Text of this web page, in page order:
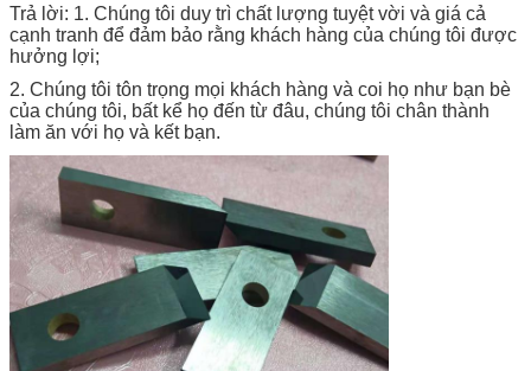
Trả lời: 1. Chúng tôi duy trì chất lượng tuyệt vời và giá cả
cạnh tranh để đảm bảo rằng khách hàng của chúng tôi được
hưởng lợi;
2. Chúng tôi tôn trọng mọi khách hàng và coi họ như bạn bè
của chúng tôi, bất kể họ đến từ đâu, chúng tôi chân thành
làm ăn với họ và kết bạn.